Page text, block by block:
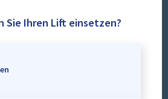
Sie Ihren Lift einsetzen?